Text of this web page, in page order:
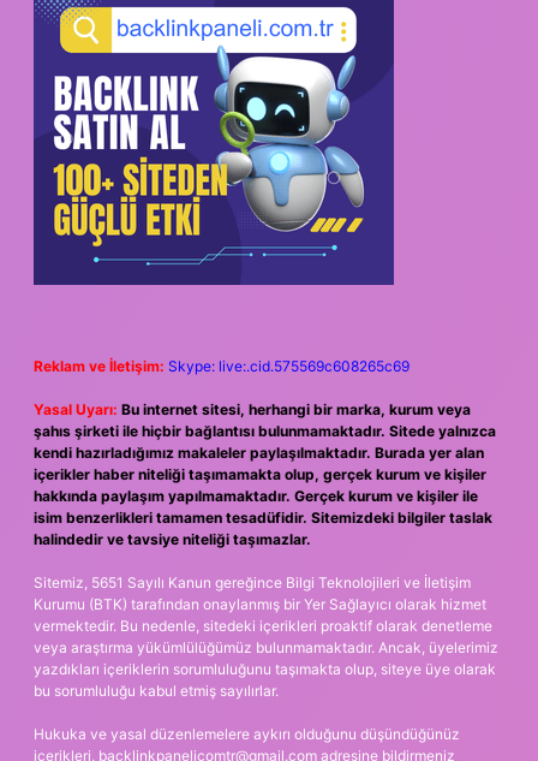
Reklam ve İletişim: Skype: live:.cid.575569c608265c69
Yasal Uyarı: Bu internet sitesi, herhangi bir marka, kurum veya
şahıs şirketi ile hiçbir bağlantısı bulunmamaktadır. Sitede yalnızca
kendi hazırladığımız makaleler paylaşılmaktadır. Burada yer alan
içerikler haber niteliği taşımamakta olup, gerçek kurum ve kişiler
hakkında paylaşım yapılmamaktadır. Gerçek kurum ve kişiler ile
isim benzerlikleri tamamen tesadüfidir. Sitemizdeki bilgiler taslak
halindedir ve tavsiye niteliği taşımazlar.
Sitemiz, 5651 Sayılı Kanun gereğince Bilgi Teknolojileri ve İletişim
Kurumu (BTK) tarafından onaylanmış bir Yer Sağlayıcı olarak hizmet
vermektedir. Bu nedenle, sitedeki içerikleri proaktif olarak denetleme
veya araştırma yükümlülüğümüz bulunmamaktadır. Ancak, üyelerimiz
yazdıkları içeriklerin sorumluluğunu taşımakta olup, siteye üye olarak
bu sorumluluğu kabul etmiş sayılırlar.
Hukuka ve yasal düzenlemelere aykırı olduğunu düşündüğünüz
içerikleri, backlinkpanelicomtr@gmail.com adresine bildirmeniz